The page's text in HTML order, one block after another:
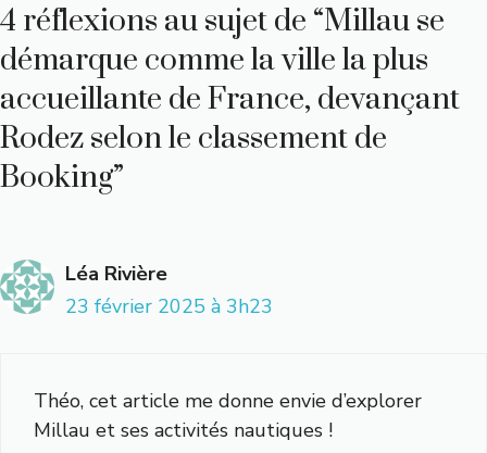
4 réflexions au sujet de “Millau se
démarque comme la ville la plus
accueillante de France, devançant
Rodez selon le classement de
Booking”
Léa Rivière
23 février 2025 à 3h23
Théo, cet article me donne envie d’explorer
Millau et ses activités nautiques !